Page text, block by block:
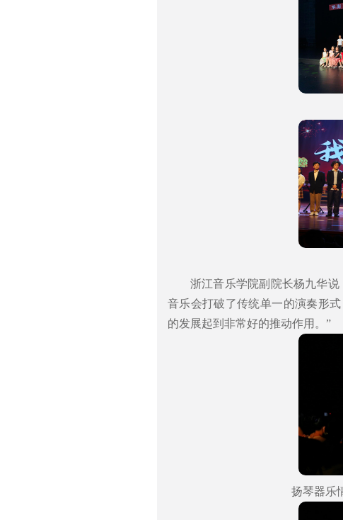
浙江音乐学院副院长杨九华说
音乐会打破了传统单一的演奏形
的发展起到非常好的推动作用。”
扬琴器乐